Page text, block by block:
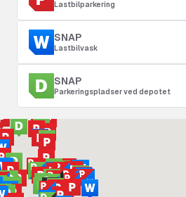
Lastbilparkering
SNAP
Lastbilvask
SNAP
Parkeringspladser ved depotet